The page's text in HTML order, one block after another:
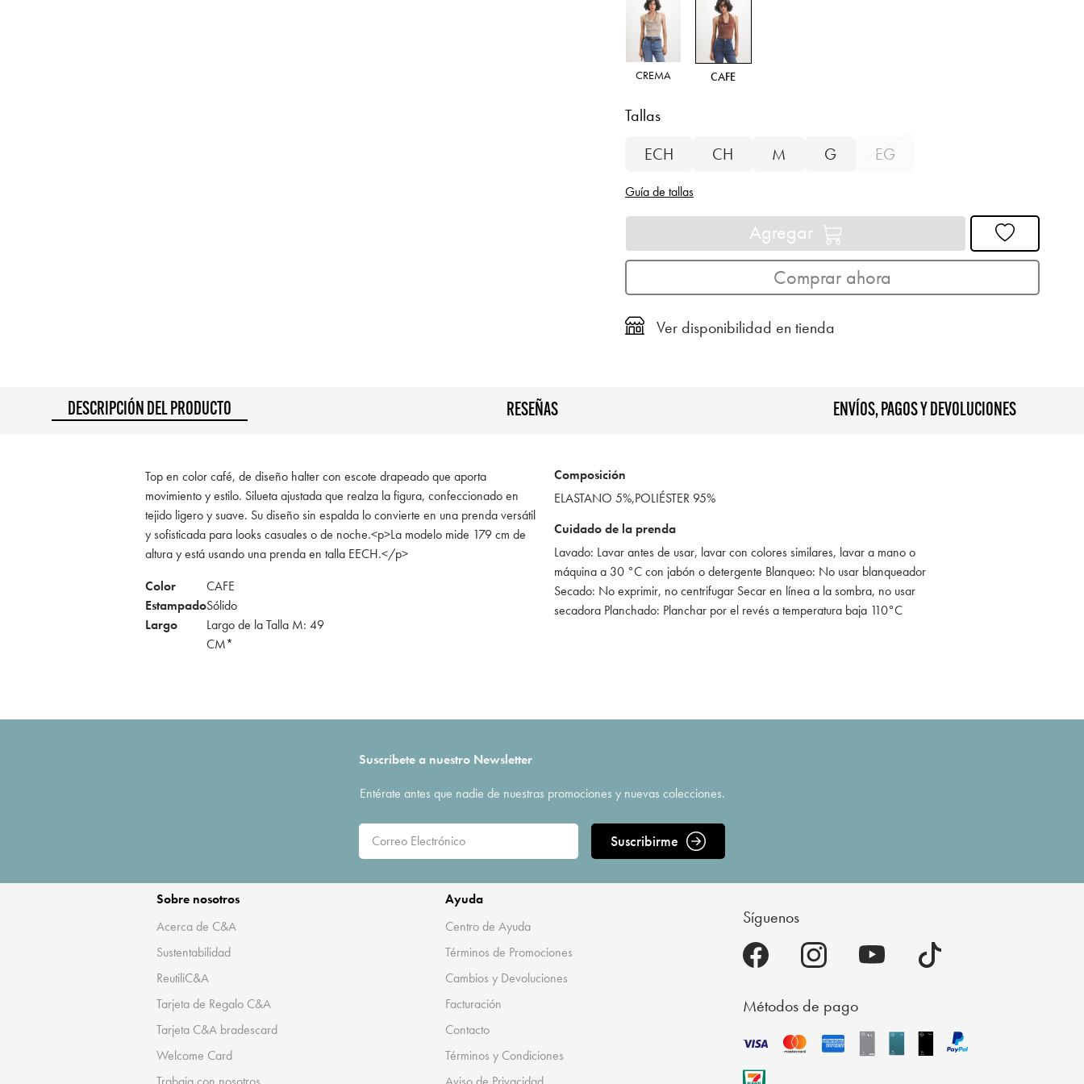
CREMA CAFE
Tallas
ECH
CH M G EG
Guía de tallas
Agregar
Comprar ahora
Ver disponibilidad en tienda
DESCRIPCIÓN DEL PRODUCTO RESEÑAS ENVÍOS, PAGOS Y DEVOLUCIONES
Top en color café, de diseño halter con escote drapeado que aporta
movimiento y estilo. Silueta ajustada que realza la figura, confeccionado en
tejido ligero y suave. Su diseño sin espalda lo convierte en una prenda versátil
y sofisticada para looks casuales o de noche.<p>La modelo mide 179 cm de
altura y está usando una prenda en talla EECH.</p>
Color
CAFE
EstampadoSólido
Largo
Largo de la Talla M: 49
CM*
Composición
ELASTANO 5%,POLIÉSTER 95%
Cuidado de la prenda
Lavado: Lavar antes de usar, lavar con colores similares, lavar a mano o
máquina a 30 °C con jabón o detergente Blanqueo: No usar blanqueador
Secado: No exprimir, no centrifugar Secar en línea a la sombra, no usar
secadora Planchado: Planchar por el revés a temperatura baja 110°C
Suscríbete a nuestro Newsletter
Entérate antes que nadie de nuestras promociones y nuevas colecciones.
Suscribirme
Sobre nosotros
Acerca de C&A
Sustentabilidad
ReutiliC&A
Tarjeta de Regalo C&A
Tarjeta C&A bradescard
Welcome Card
Ayuda
Centro de Ayuda
Términos de Promociones
Cambios y Devoluciones
Facturación
Contacto
Términos y Condiciones
Síguenos
Métodos de pago